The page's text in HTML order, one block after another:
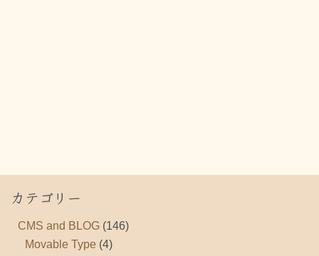
カテゴリー
CMS and BLOG (146)
Movable Type (4)